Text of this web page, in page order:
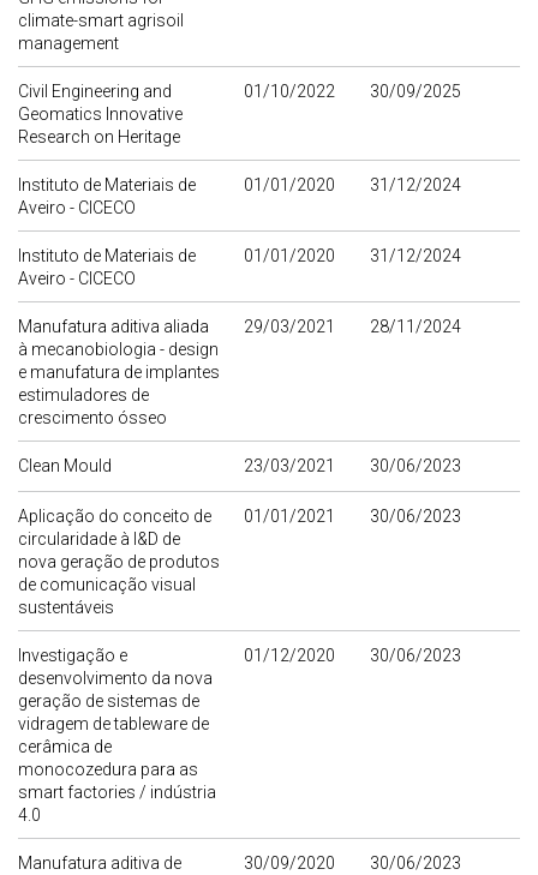
climate-smart agrisoil
management
Civil Engineering and
Geomatics Innovative
Research on Heritage
01/10/2022 30/09/2025
Instituto de Materiais de
Aveiro - CICECO
01/01/2020 31/12/2024
Instituto de Materiais de
Aveiro - CICECO
01/01/2020 31/12/2024
Manufatura aditiva aliada
à mecanobiologia - design
e manufatura de implantes
estimuladores de
crescimento ósseo
29/03/2021 28/11/2024
Clean Mould 23/03/2021 30/06/2023
Aplicação do conceito de
circularidade à I&D de
nova geração de produtos
de comunicação visual
sustentáveis
01/01/2021 30/06/2023
Investigação e
desenvolvimento da nova
geração de sistemas de
vidragem de tableware de
cerâmica de
monocozedura para as
smart factories / indústria
4.0
01/12/2020 30/06/2023
Manufatura aditiva de
30/09/2020 30/06/2023